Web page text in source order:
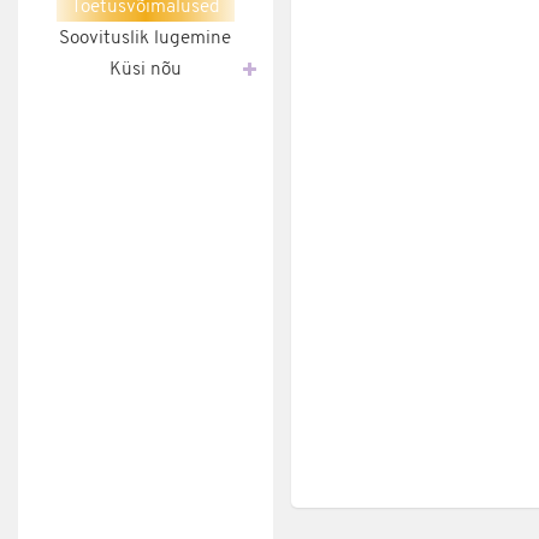
Toetusvõimalused
Soovituslik lugemine
Küsi nõu